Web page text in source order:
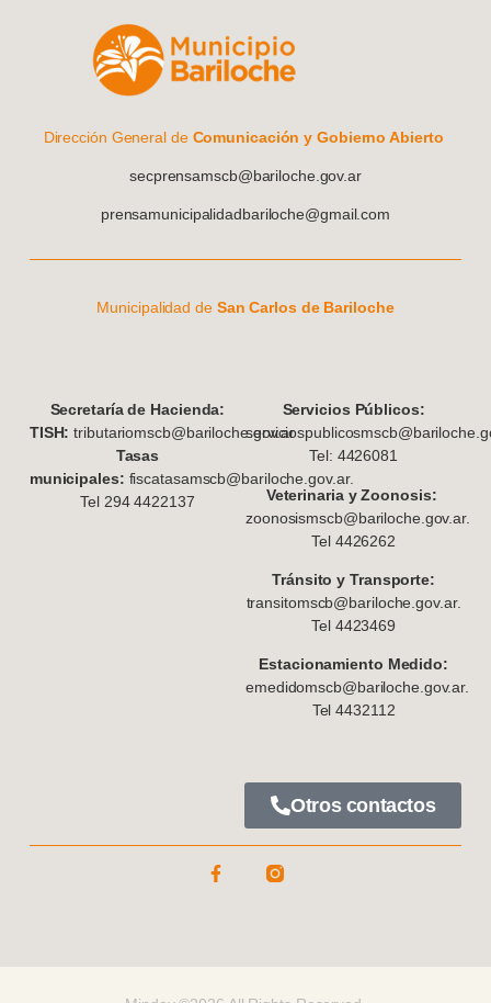
Dirección General de Comunicación y Gobierno Abierto
secprensamscb@bariloche.gov.ar
prensamunicipalidadbariloche@gmail.com
Municipalidad deSan Carlos de Bariloche
Secretaría de Hacienda:
TISH: tributariomscb@bariloche.gov.ar
Tasas
municipales: fiscatasamscb@bariloche.gov.ar.
Tel 294 4422137
Servicios Públicos:
Tel: 4426081
Veterinaria y Zoonosis:
zoonosismscb@bariloche.gov.ar.
Tel 4426262
Tránsito y Transporte:
transitomscb@bariloche.gov.ar.
Tel 4423469
Estacionamiento Medido:
emedidomscb@bariloche.gov.ar.
Tel 4432112
Otros contactos